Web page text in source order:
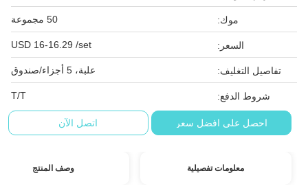
موك: 50 مجموعة
السعر: USD 16-16.29 /set
تفاصيل التغليف: علبة، 5 أجزاء/صندوق
شروط الدفع: T/T
احصل على افضل سعر اتصل الآن
معلومات تفصيلية وصف المنتج